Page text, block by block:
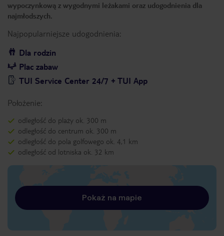
wypoczynkową z wygodnymi leżakami oraz udogodnienia dla
najmłodszych.
Najpopularniejsze udogodnienia:
Dla rodzin
Plac zabaw
TUI Service Center 24/7 + TUI App
Położenie:
odległość do plaży ok. 300 m
odległość do centrum ok. 300 m
odległość do pola golfowego ok. 4,1 km
odległość od lotniska ok. 32 km
Pokaż na mapie